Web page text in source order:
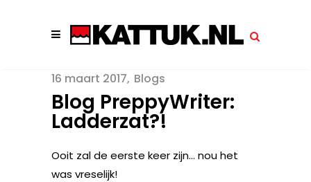
16 maart 2017 Blogs
Blog PreppyWriter:
Ladderzat?!
Ooit zal de eerste keer zijn… nou het
was vreselijk!